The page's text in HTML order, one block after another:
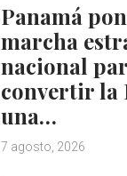
Panamá
marcha
nacional
convertir la
una…
7 agosto, 2026